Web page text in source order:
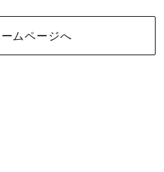
ムページへ